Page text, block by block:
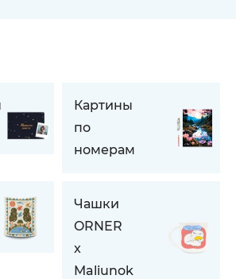
Картины
по
номерам
Чашки
ORNER
x
Maliunok